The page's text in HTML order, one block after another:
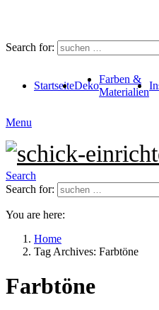
Search for:
StartseiteDeko
Farben &
Materialien
Menu
Search
Search for:
You are here:
Home
Tag Archives: Farbtöne
Farbtöne